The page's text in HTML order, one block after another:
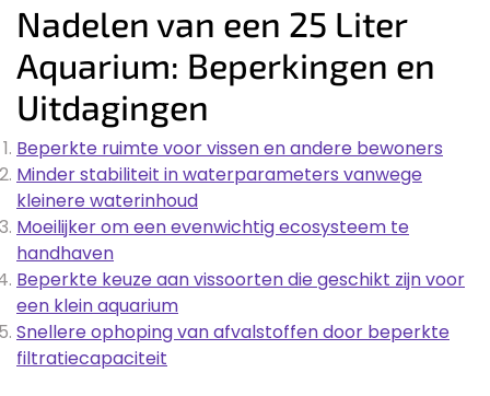
Nadelen van een 25 Liter
Aquarium: Beperkingen en
Uitdagingen
Beperkte ruimte voor vissen en andere bewoners
Minder stabiliteit in waterparameters vanwege
kleinere waterinhoud
Moeilijker om een evenwichtig ecosysteem te
handhaven
Beperkte keuze aan vissoorten die geschikt zijn voor
een klein aquarium
Snellere ophoping van afvalstoffen door beperkte
filtratiecapaciteit